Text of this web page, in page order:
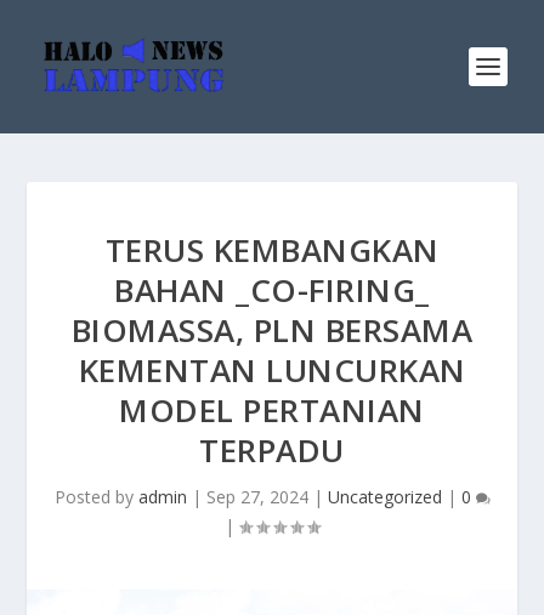
TERUS KEMBANGKAN
BAHAN _CO-FIRING_
BIOMASSA, PLN BERSAMA
KEMENTAN LUNCURKAN
MODEL PERTANIAN
TERPADU
Posted by admin | Sep 27, 2024| Uncategorized | 0
|